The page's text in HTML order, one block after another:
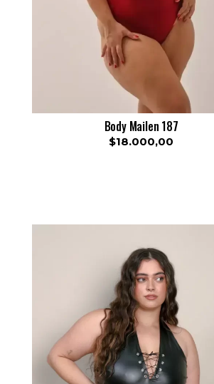
Body Mailen 187
$18.000,00